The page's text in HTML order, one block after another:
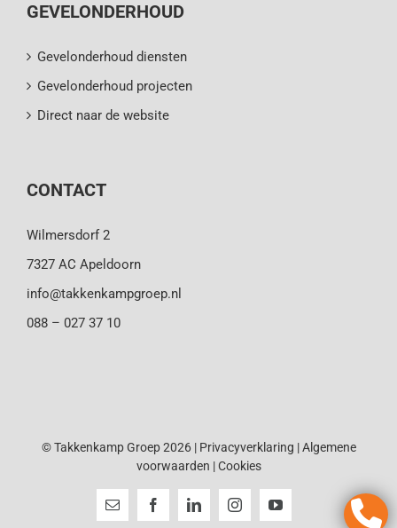
GEVELONDERHOUD
Gevelonderhoud diensten
Gevelonderhoud projecten
Direct naar de website
CONTACT
Wilmersdorf 2
7327 AC Apeldoorn
info@takkenkampgroep.nl
088 – 027 37 10
© Takkenkamp Groep 2026 | Privacyverklaring |Algemene
voorwaarden |Cookies
E-
mail
FacebookLinkedInInstagramYouTube